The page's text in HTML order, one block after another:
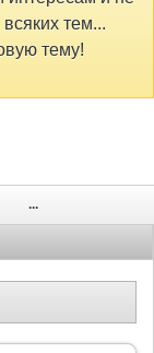
тем...
тему!
...